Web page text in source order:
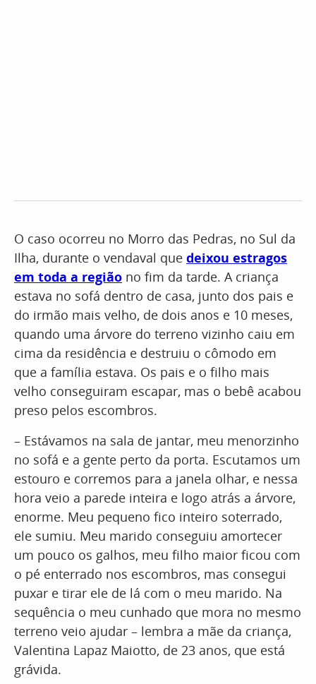
O caso ocorreu no Morro das Pedras, no Sul da
Ilha, durante o vendaval que deixou estragos
em toda a região no fim da tarde. A criança
estava no sofá dentro de casa, junto dos pais e
do irmão mais velho, de dois anos e 10 meses,
quando uma árvore do terreno vizinho caiu em
cima da residência e destruiu o cômodo em
que a família estava. Os pais e o filho mais
velho conseguiram escapar, mas o bebê acabou
preso pelos escombros.
– Estávamos na sala de jantar, meu menorzinho
no sofá e a gente perto da porta. Escutamos um
estouro e corremos para a janela olhar, e nessa
hora veio a parede inteira e logo atrás a árvore,
enorme. Meu pequeno fico inteiro soterrado,
ele sumiu. Meu marido conseguiu amortecer
um pouco os galhos, meu filho maior ficou com
o pé enterrado nos escombros, mas consegui
puxar e tirar ele de lá com o meu marido. Na
sequência o meu cunhado que mora no mesmo
terreno veio ajudar – lembra a mãe da criança,
Valentina Lapaz Maiotto, de 23 anos, que está
grávida.